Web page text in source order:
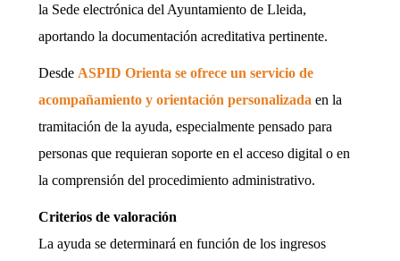
la Sede electrónica del Ayuntamiento de Lleida,
aportando la documentación acreditativa pertinente.
Desde ASPID Orienta se ofrece un servicio de
acompañamiento y orientación personalizada en la
tramitación de la ayuda, especialmente pensado para
personas que requieran soporte en el acceso digital o en
la comprensión del procedimiento administrativo.
Criterios de valoración
La ayuda se determinará en función de los ingresos